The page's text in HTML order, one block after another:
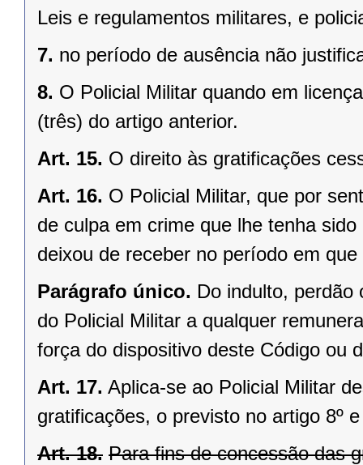
Leis e regulamentos militares, e
7. no período de ausência não
8. O Policial Militar quando em
(três) do artigo anterior.
Art. 15. O direito às gratificações
Art. 16. O Policial Militar, que por
de culpa em crime que lhe tenha
deixou de receber no período em
Parágrafo único. Do indulto, perdão
do Policial Militar a qualquer
força do dispositivo deste Código ou
Art. 17. Aplica-se ao Policial Militar
gratificações, o previsto no artigo 8º
Art. 18. Para fins de concessão das